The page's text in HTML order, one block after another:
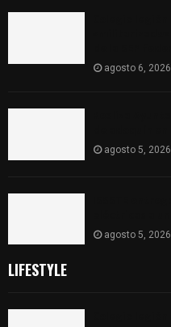
agosto 6, 2026
agosto 5, 2026
agosto 5, 2026
LIFESTYLE